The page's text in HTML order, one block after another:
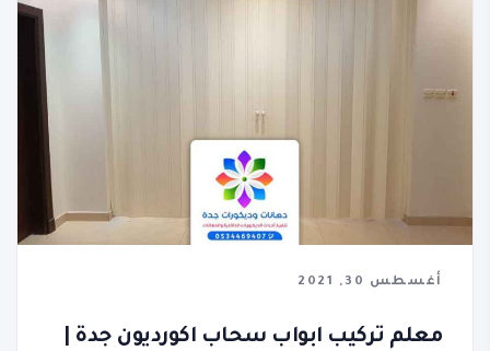
أغسطس 30, 2021
معلم تركيب ابواب سحاب اكورديون جدة |